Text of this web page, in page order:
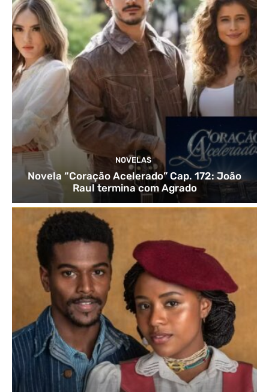
NOVELAS
Novela “Coração Acelerado” Cap. 172: João
Raul termina com Agrado